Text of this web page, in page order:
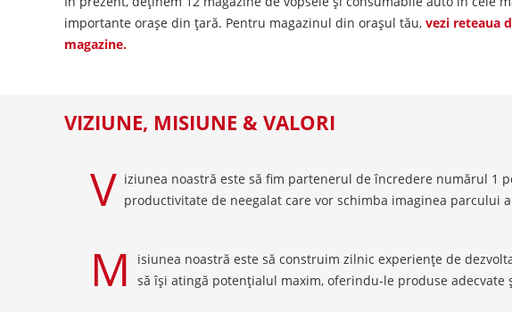
importante orașe din țară. Pentru magazinul din orașul tău, vezi reteaua
magazine.
VIZIUNE, MISIUNE & VALORI
V iziunea noastră este să fim partenerul de încredere numărul 1
productivitate de neegalat care vor schimba imaginea parcului
M
isiunea noastră este să construim zilnic experiențe de
să își atingă potențialul maxim, oferindu-le produse